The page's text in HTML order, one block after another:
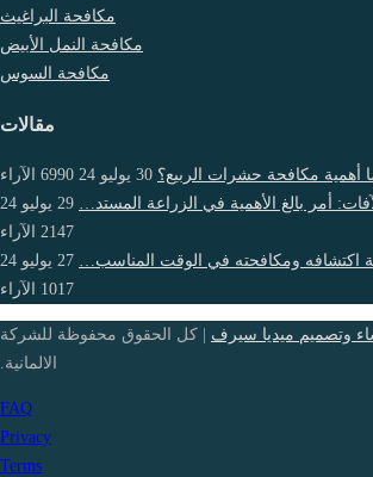
مكافحة البراغيث
مكافحة النمل الأبيض
مكافحة السوس
مقالات
أهمية مكافحة حشرات الربيع؟ 30 يوليو 24 6990 الآراء
أمر بالغ الأهمية في الزراعة المستد…
29 يوليو 24
2147
الآراء
اكتشافه ومكافحته في الوقت المناسب…
27 يوليو 24
1017
الآراء
وتصميم ميديا سيرف | كل الحقوق محفوظة للشركة
الالمانية.
FAQ
Privacy
Terms